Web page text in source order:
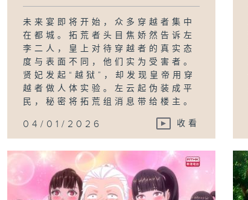
未来宴即将开始，众多穿越者集中
在都城。拓荒者头目焦娇然告诉左
李二人，皇上对待穿越者的真实态
度与表面不同，他们实为受害者。
贤妃发起“越狱”，却发现皇帝用穿
越者做人体实验。左云起伪装成平
民，秘密将拓荒组消息带给楼主。
04/01/2026 收看